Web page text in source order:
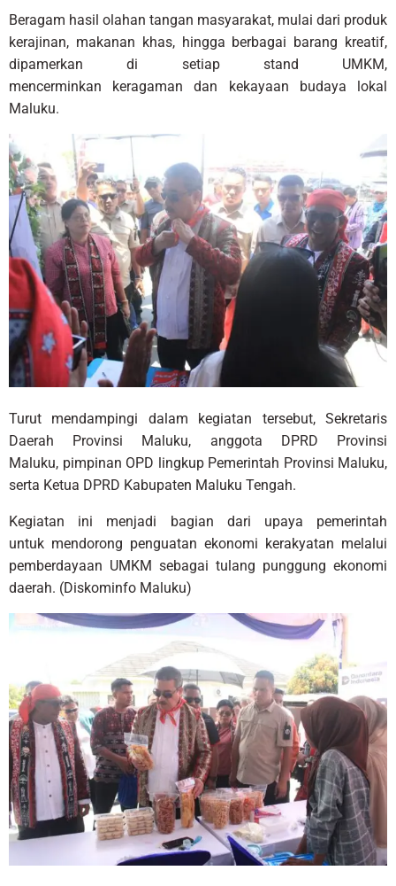
Beragam hasil olahan tangan masyarakat, mulai dari produk
kerajinan, makanan khas, hingga berbagai barang kreatif,
dipamerkan di setiap stand UMKM,
mencerminkan keragaman dan kekayaan budaya lokal
Maluku.
Turut mendampingi dalam kegiatan tersebut, Sekretaris
Daerah Provinsi Maluku, anggota DPRD Provinsi
Maluku, pimpinan OPD lingkup Pemerintah Provinsi Maluku,
serta Ketua DPRD Kabupaten Maluku Tengah.
Kegiatan ini menjadi bagian dari upaya pemerintah
untuk mendorong penguatan ekonomi kerakyatan melalui
pemberdayaan UMKM sebagai tulang punggung ekonomi
daerah. (Diskominfo Maluku)